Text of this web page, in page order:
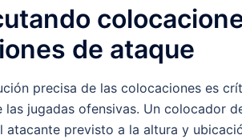
de ataque
precisa de las colocaciones es
las jugadas ofensivas. Un colocador
atacante previsto a la altura y